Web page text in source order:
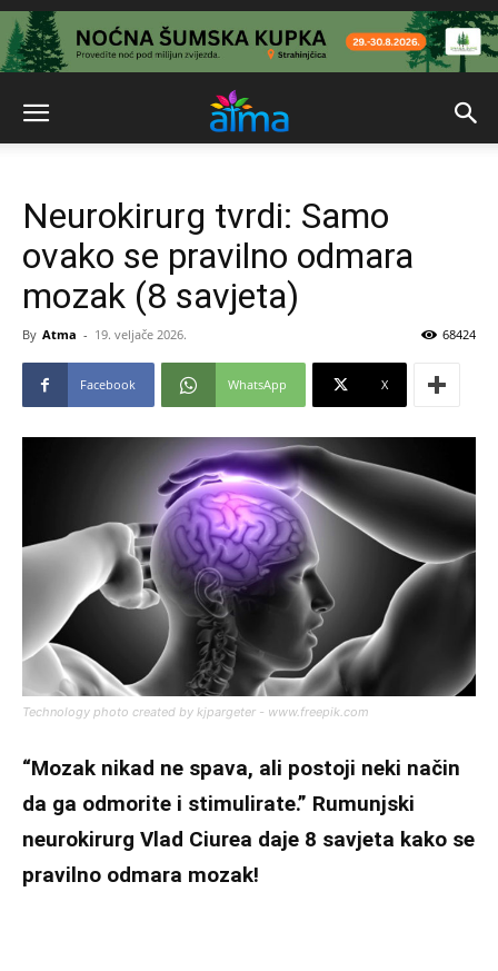
Neurokirurg tvrdi: Samo
ovako se pravilno odmara
mozak (8 savjeta)
By Atma - 19. veljače 2026. 68424
Facebook WhatsApp X
Technology photo created by kjpargeter - www.freepik.com
“Mozak nikad ne spava, ali postoji neki način
da ga odmorite i stimulirate.” Rumunjski
neurokirurg Vlad Ciurea daje 8 savjeta kako se
pravilno odmara mozak!